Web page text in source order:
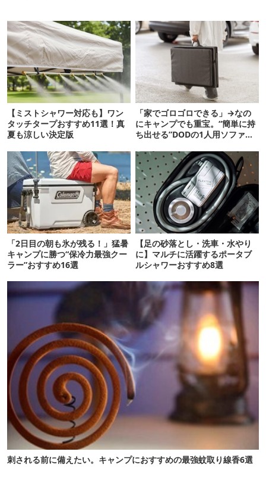
【ミストシャワー対応も】ワン
タッチタープおすすめ11選！真
夏も涼しい決定版
「家でゴロゴロできる」→なの
にキャンプでも重宝。“簡単に持
ち出せる”DODの1人用ソファが
「2日目の朝も氷が残る！」猛暑
キャンプに勝つ“保冷力最強クー
ラー”おすすめ16選
【足の砂落とし・洗車・水やり
に】マルチに活躍するポータブ
ルシャワーおすすめ8選
刺される前に備えたい。キャンプにおすすめの最強蚊取り線香6選